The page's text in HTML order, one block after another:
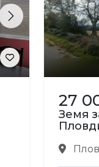
Next
27
Земя